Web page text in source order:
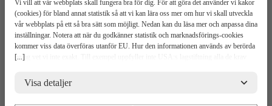
[...]
Vi vill att vår webbplats skall fungera bra för dig. För att göra det använder vi kakor
(cookies) för bland annat statistik så att vi kan lära oss mer om hur vi skall utveckla
vår webbplats på ett så bra sätt som möjligt. Nedan kan du läsa mer och anpassa dina
inställningar. Notera att när du godkänner statistik och marknadsförings-cookies
kommer viss data överföras utanför EU. Hur den informationen används av berörda
bolag vet vi inte exakt. Till exempel uppfyller inte USA:s lagstiftning alla de krav
risker för dina personuppgifter. De berörda bolagen måste lämna över uppgifter till
brottsbekämpande myndigheter i USA om de får en sådan begäran. Det kan dock
Visa detaljer
Om oss
5 enkla steg
Bli kund
Vattenrening
ToolPal To Go